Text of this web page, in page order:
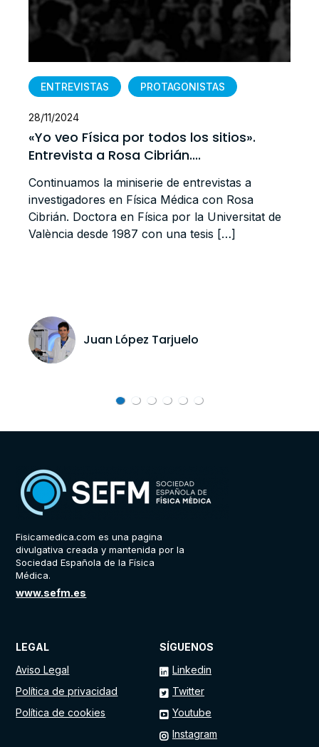
ENTREVISTAS PROTAGONISTAS
28/11/2024
«Yo veo Física por todos los sitios».
Entrevista a Rosa Cibrián....
Continuamos la miniserie de entrevistas a
investigadores en Física Médica con Rosa
Cibrián. Doctora en Física por la Universitat de
València desde 1987 con una tesis […]
Juan López Tarjuelo
Fisicamedica.com es una pagina
divulgativa creada y mantenida por la
Sociedad Española de la Física
Médica.
www.sefm.es
SÍGUENOS
Linkedin
Twitter
Youtube
Instagram
LEGAL
Aviso Legal
Política de privacidad
Política de cookies